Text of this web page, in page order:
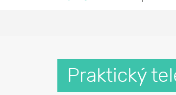
Praktický